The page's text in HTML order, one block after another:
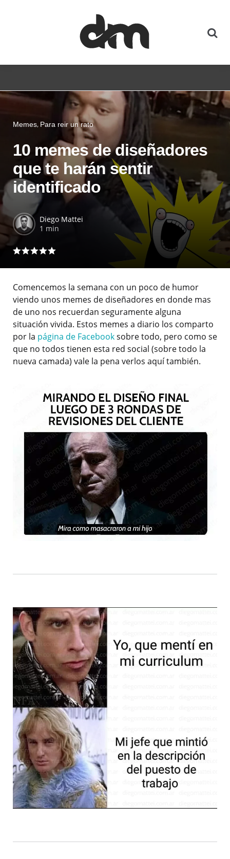
Memes Para reir un rato
10 memes de diseñadores
que te harán sentir
identificado
Diego Mattei
1 min
Comencemos la semana con un poco de humor
viendo unos memes de diseñadores en donde mas
de uno nos recuerdan seguramente alguna
situación vivida. Estos memes a diario los comparto
por la página de Facebooksobre todo, pero como se
que no todos tienen esta red social (sobre todo la
nueva camada) vale la pena verlos aquí también.